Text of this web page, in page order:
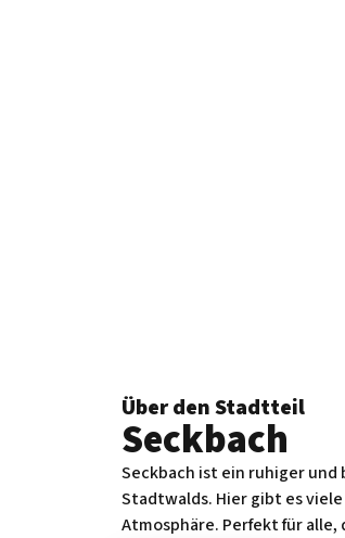
Über den Stadtteil
Seckbach
Seckbach ist ein ruhiger
Stadtwalds. Hier gibt es
Atmosphäre. Perfekt für alle,